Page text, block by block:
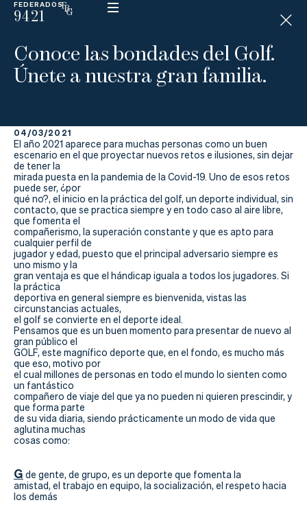
FEDERADOS
9421
ESP
N
D
I
C
La
Federación
Federarse
Jugar
Aprender
Actualidad
Tienda
Conoce las bondades del Golf.
Únete a nuestra gran familia.
04/03/2021
El año 2021 aparece para muchas personas como un buen
escenario en el que proyectar nuevos retos e ilusiones, sin dejar
de tener la
mirada puesta en la pandemia de la Covid-19. Uno de esos retos
puede ser, ¿por
qué no?, el inicio en la práctica del golf, un deporte individual, sin
contacto, que se practica siempre y en todo caso al aire libre,
que fomenta el
compañerismo, la superación constante y que es apto para
cualquier perfil de
jugador y edad, puesto que el principal adversario siempre es
uno mismo y la
gran ventaja es que el hándicap iguala a todos los jugadores. Si
la práctica
deportiva en general siempre es bienvenida, vistas las
circunstancias actuales,
el golf se convierte en el deporte ideal.
Pensamos que es un buen momento para presentar de nuevo al
gran público el
GOLF, este magnífico deporte que, en el fondo, es mucho más
que eso, motivo por
el cual millones de personas en todo el mundo lo sienten como
un fantástico
compañero de viaje del que ya no pueden ni quieren prescindir, y
que forma parte
de su vida diaria, siendo prácticamente un modo de vida que
aglutina muchas
cosas como:
G de gente, de grupo, es un deporte que fomenta la
amistad, el trabajo en equipo, la socialización, el respeto hacia
los demás